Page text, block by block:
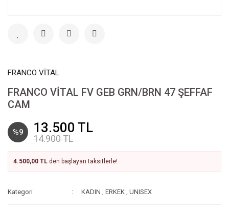
FRANCO VİTAL
FRANCO VİTAL FV GEB GRN/BRN 47 ŞEFFAF
CAM
%9 13.500 TL
14.900 TL
4.500,00 TL den başlayan taksitlerle!
Kategori KADIN ,ERKEK ,UNISEX